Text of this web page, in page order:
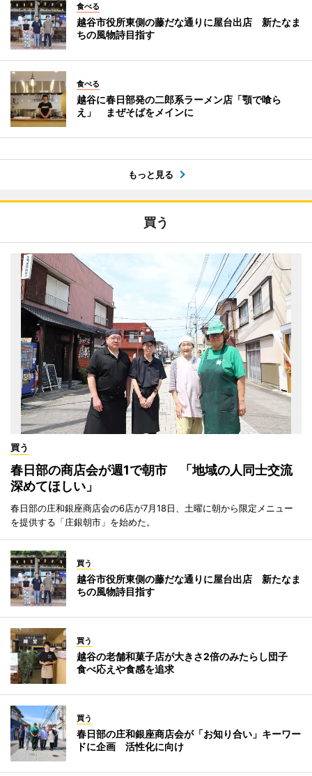
食べる
越谷市役所東側の藤だな通りに屋台出店 新たなま
ちの風物詩目指す
食べる
越谷に春日部発の二郎系ラーメン店「顎で喰ら
え」 まぜそばをメインに
もっと見る
買う
買う
春日部の商店会が週1で朝市 「地域の人同士交流
深めてほしい」
春日部の庄和銀座商店会の6店が7月18日、土曜に朝から限定メニュー
を提供する「庄銀朝市」を始めた。
買う
越谷市役所東側の藤だな通りに屋台出店 新たなま
ちの風物詩目指す
買う
越谷の老舗和菓子店が大きさ2倍のみたらし団子
食べ応えや食感を追求
買う
春日部の庄和銀座商店会が「お知り合い」キーワー
ドに企画 活性化に向け